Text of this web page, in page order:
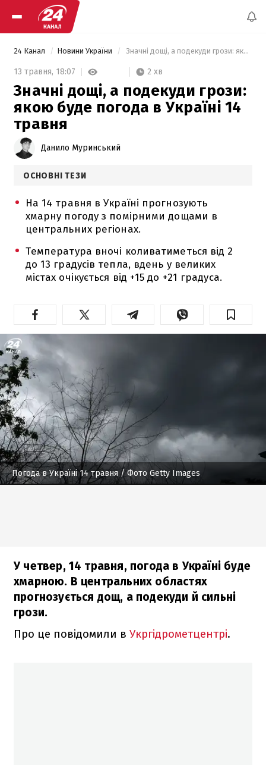
24 Канал Новини України Значні дощі, а подекуди грози: якою буде погода в Україні 14 травня
13 травня, 18:07 2 хв
Значні дощі, а подекуди грози:
якою буде погода в Україні 14
травня
Данило Муринський
ОСНОВНІ ТЕЗИ
На 14 травня в Україні прогнозують
хмарну погоду з помірними дощами в
центральних регіонах.
Температура вночі коливатиметься від 2
до 13 градусів тепла, вдень у великих
містах очікується від +15 до +21 градуса.
Погода в Україні 14 травня / Фото Getty Images
У четвер, 14 травня, погода в Україні буде
хмарною. В центральних областях
прогнозується дощ, а подекуди й сильні
грози.
Про це повідомили в Укргідрометцентрі.